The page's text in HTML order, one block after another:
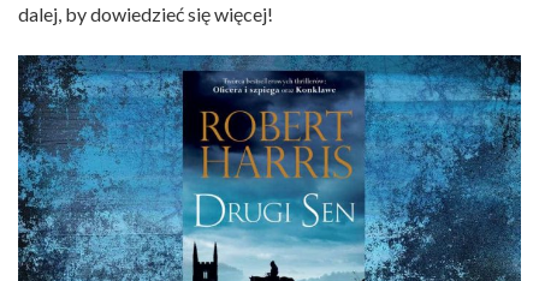
dalej, by dowiedzieć się więcej!